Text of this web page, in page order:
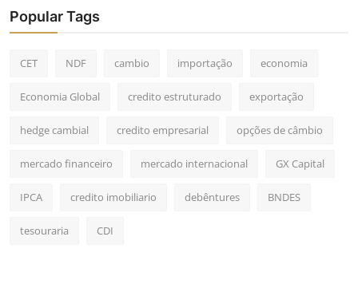
Popular Tags
CET NDF cambio importação economia
Economia Global credito estruturado exportação
hedge cambial credito empresarial opções de câmbio
mercado financeiro mercado internacional GX Capital
IPCA credito imobiliario debêntures BNDES
tesouraria CDI